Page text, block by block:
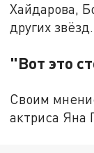
Хайдарова,
других звёзд.
"Вот это
Своим
актриса Яна